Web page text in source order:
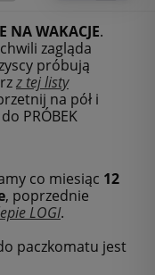
NA WAKACJE.
zagląda
próbują
z tej listy
na pół i
PRÓBEK
co miesiąc 12
, poprzednie
LOGI.
do paczkomatu jest